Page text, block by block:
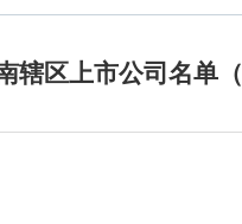
辖区上市公司名单（